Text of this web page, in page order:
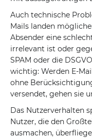
Auch technische
Mails landen
Absender eine
irrelevant ist oder
SPAM oder die
wichtig: Werden E-
ohne
versendet, gehen sie
Das Nutzerverhalten
Nutzer, die den
ausmachen,